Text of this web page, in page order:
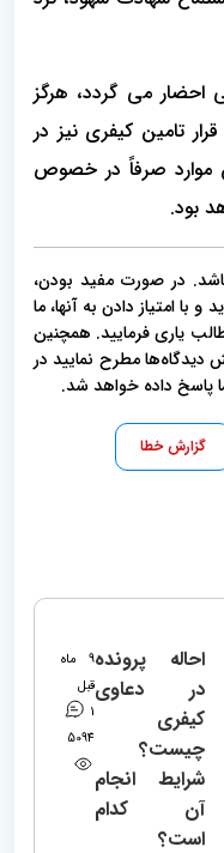
احضار می گردد، هرگز
تامین کیفری نیز در
موارد صرفاً در خصوص
بود.
در صورت مفید بودن،
با امتیاز دادن به آنها، ما
یاری فرمایید. همچنین
دیدگاه‌ها مطرح نمایید در
پاسخ داده خواهد شد.
گزارش خطا
احاله پرونده
در دعاوی
کیفری
چیست؟
شرایط انجام
آن کدام
است؟
9 ماه
قبل
1
5094